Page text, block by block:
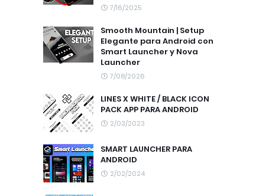
7/16/2025
Smooth Mountain | Setup
Elegante para Android con
Smart Launcher y Nova
Launcher
7/08/2026
LINES X WHITE / BLACK ICON
PACK APP PARA ANDROID
2/03/2023
SMART LAUNCHER PARA
ANDROID
2/02/2024